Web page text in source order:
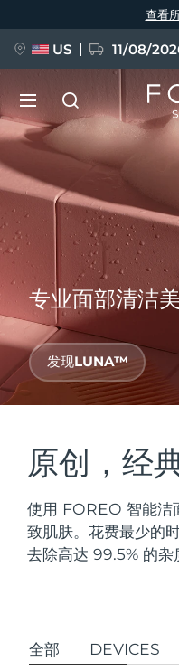
专业面部清洁
发现LUNA™
原创，经
使用 FOREO 智能洁
致肌肤。花费最少的
去除高达 99.5% 的杂
全部 DEVICES
查看
US 11/08/
FAQ™ Pure
BREAKING NEWS
issa™ Teeth
热门产品
特别优惠
语言
English
Français
Polski
Türkçe
简体
发货国家
美国
英国
西班牙